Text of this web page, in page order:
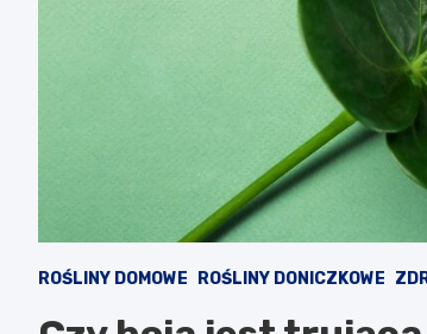
ROŚLINY DOMOWE ROŚLINY DONICZKOWE